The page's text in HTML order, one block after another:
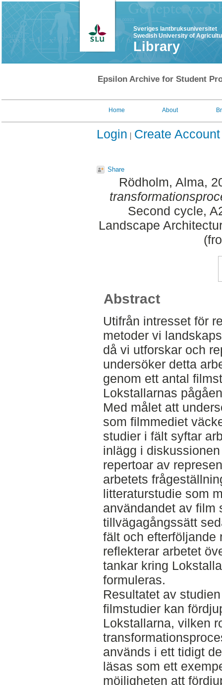
Sveriges lantbruksuniversitet
Swedish University of
Library
Epsilon Archive for Student
Home About
Login Create Account
Share
Rödholm, Alma,
Second cycle,
Landscape
Abstract
Utifrån intresset för
metoder vi
då vi utforskar och
undersöker detta
genom ett antal
Lokstallarnas
Med målet att
som filmmediet
studier i fält syftar
inlägg i
repertoar av
arbetets
litteraturstudie som
användandet av film
tillvägagångssätt
fält och efterföljande
reflekterar arbetet
tankar kring
formuleras.
Resultatet av
filmstudier kan
Lokstallarna, vilken
används i ett tidigt
läsas som ett
möjligheten att